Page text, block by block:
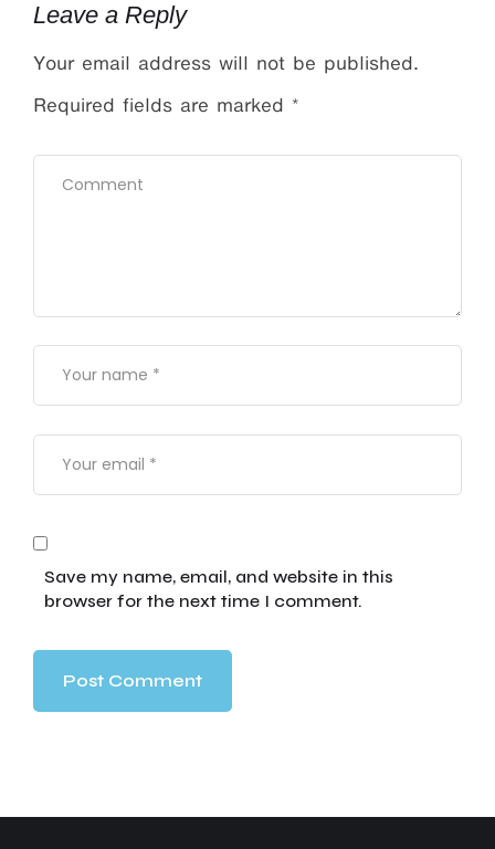
Leave a Reply
Your email address will not be published.
Required fields are marked *
Save my name, email, and website in this
browser for the next time I comment.